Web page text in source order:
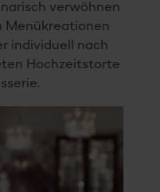
verwöhnen
Menükreationen
individuell nach
Hochzeitstorte